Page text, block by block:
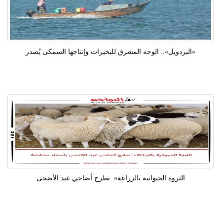
«البردويل».. الوجه المشرق للبحيرات وإنتاجها السمكى يُصدر
الثروة الحيوانية بالزراعة»: نطرح أضاحي عيد الأضحى